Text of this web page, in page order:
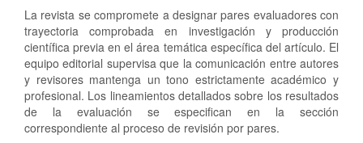
La revista se compromete a designar pares evaluadores con
trayectoria comprobada en investigación y producción
científica previa en el área temática específica del artículo. El
equipo editorial supervisa que la comunicación entre autores
y revisores mantenga un tono estrictamente académico y
profesional. Los lineamientos detallados sobre los resultados
de la evaluación se especifican en la sección
correspondiente al proceso de revisión por pares.